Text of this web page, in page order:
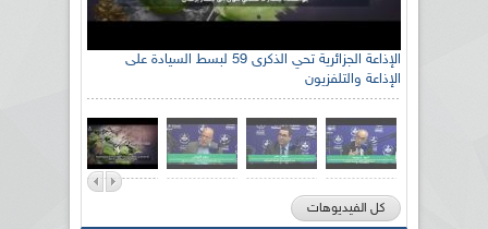
الإذاعة الجزائرية تحي الذكرى 59 لبسط السيادة على
الإذاعة والتلفزيون
كل الفيديوهات